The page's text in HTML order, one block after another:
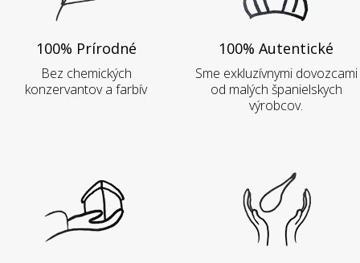
100% Prírodné
Bez chemických
konzervantov a farbív
100% Autentické
Sme exkluzívnymi dovozcami
od malých španielskych
výrobcov.